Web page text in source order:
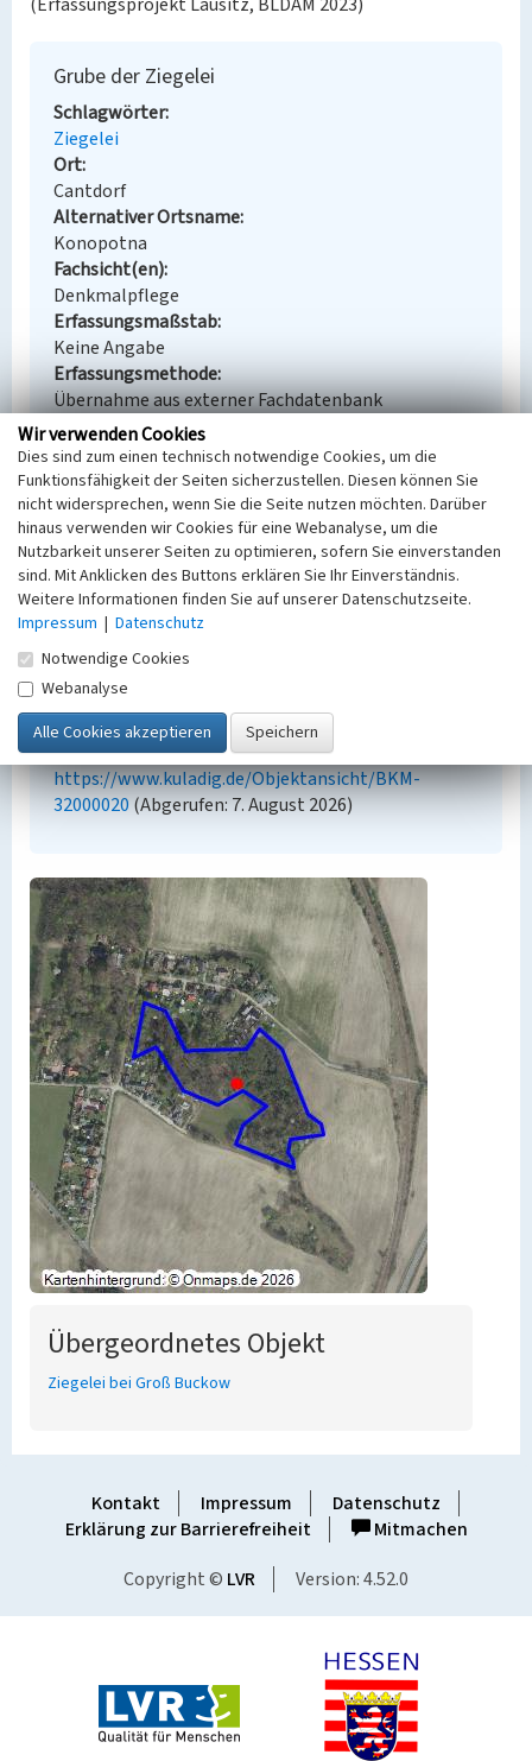
Grube der Ziegelei
Schlagwörter
Ziegelei
Ort
Cantdorf
Alternativer Ortsname
Konopotna
Fachsicht(en)
Denkmalpflege
Erfassungsmaßstab
Keine Angabe
Erfassungsmethode
Übernahme aus externer Fachdatenbank
Empfohlene Zitierweise
Urheberrechtlicher Hinweis
Der hier präsentierte Inhalt steht unter der freien
Lizenz dl-by-de/2.0 (Namensnennung). Die
angezeigten Medien unterliegen möglicherweise
zusätzlichen urheberrechtlichen Bedingungen, die
an diesen ausgewiesen sind.
Empfohlene Zitierweise
„Grube der Ziegelei”. In: KuLaDig,
Kultur.Landschaft.Digital. URL:
https://www.kuladig.de/Objektansicht/BKM-
32000020(Abgerufen: 7. August 2026)
Übergeordnetes Objekt
Ziegelei bei Groß Buckow
Kontakt Impressum
Datenschutz
Erklärung zur Barrierefreiheit
Mitmachen
Copyright © LVR Version: 4.52.0
Wir verwenden Cookies
Dies sind zum einen technisch notwendige Cookies, um die
Funktionsfähigkeit der Seiten sicherzustellen. Diesen können Sie
nicht widersprechen, wenn Sie die Seite nutzen möchten. Darüber
hinaus verwenden wir Cookies für eine Webanalyse, um die
Nutzbarkeit unserer Seiten zu optimieren, sofern Sie einverstanden
sind. Mit Anklicken des Buttons erklären Sie Ihr Einverständnis.
Weitere Informationen finden Sie auf unserer Datenschutzseite.
Impressum | Datenschutz
Notwendige Cookies
Webanalyse